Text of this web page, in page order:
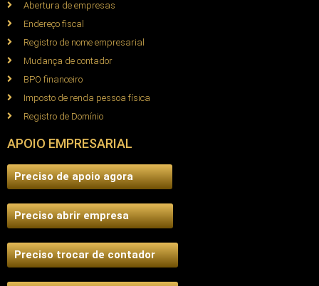
Abertura de empresas
Endereço fiscal
Registro de nome empresarial
Mudança de contador
BPO financeiro
Imposto de renda pessoa física
Registro de Domínio
APOIO EMPRESARIAL
Preciso de apoio agora
Preciso abrir empresa
Preciso trocar de contador